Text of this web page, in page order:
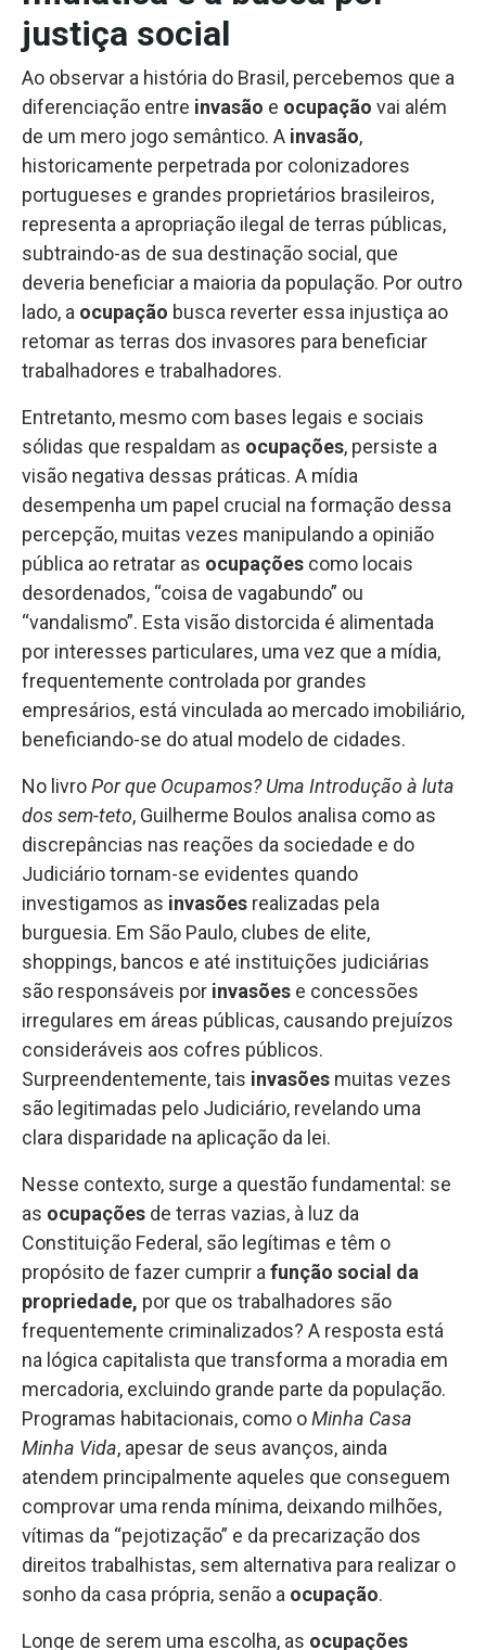
justiça social
Ao observar a história do Brasil, percebemos que a
diferenciação entre invasão e ocupação vai além
de um mero jogo semântico. A invasão,
historicamente perpetrada por colonizadores
portugueses e grandes proprietários brasileiros,
representa a apropriação ilegal de terras públicas,
subtraindo-as de sua destinação social, que
deveria beneficiar a maioria da população. Por outro
lado, a ocupação busca reverter essa injustiça ao
retomar as terras dos invasores para beneficiar
trabalhadores e trabalhadores.
Entretanto, mesmo com bases legais e sociais
sólidas que respaldam as ocupações, persiste a
visão negativa dessas práticas. A mídia
desempenha um papel crucial na formação dessa
percepção, muitas vezes manipulando a opinião
pública ao retratar as ocupações como locais
desordenados, “coisa de vagabundo” ou
“vandalismo”. Esta visão distorcida é alimentada
por interesses particulares, uma vez que a mídia,
frequentemente controlada por grandes
empresários, está vinculada ao mercado imobiliário,
beneficiando-se do atual modelo de cidades.
No livroPor que Ocupamos? Uma Introdução à luta
dos sem-teto, Guilherme Boulos analisa como as
discrepâncias nas reações da sociedade e do
Judiciário tornam-se evidentes quando
investigamos as invasões realizadas pela
burguesia. Em São Paulo, clubes de elite,
shoppings, bancos e até instituições judiciárias
são responsáveis por invasões e concessões
irregulares em áreas públicas, causando prejuízos
consideráveis aos cofres públicos.
Surpreendentemente, tais invasões muitas vezes
são legitimadas pelo Judiciário, revelando uma
clara disparidade na aplicação da lei.
Nesse contexto, surge a questão fundamental: se
as ocupações de terras vazias, à luz da
Constituição Federal, são legítimas e têm o
propósito de fazer cumprir afunção social da
propriedade, por que os trabalhadores são
frequentemente criminalizados? A resposta está
na lógica capitalista que transforma a moradia em
mercadoria, excluindo grande parte da população.
Programas habitacionais, como oMinha Casa
Minha Vida, apesar de seus avanços, ainda
atendem principalmente aqueles que conseguem
comprovar uma renda mínima, deixando milhões,
vítimas da “pejotização” e da precarização dos
direitos trabalhistas, sem alternativa para realizar o
sonho da casa própria, senão a ocupação.
Longe de serem uma escolha, as ocupações